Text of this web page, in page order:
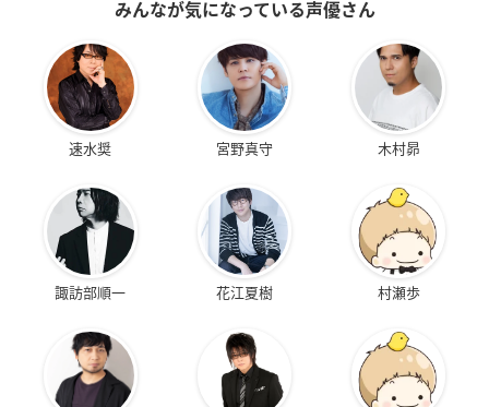
みんなが気になっている声優さん
速水奨 宮野真守 木村昴
諏訪部順一 花江夏樹 村瀬歩